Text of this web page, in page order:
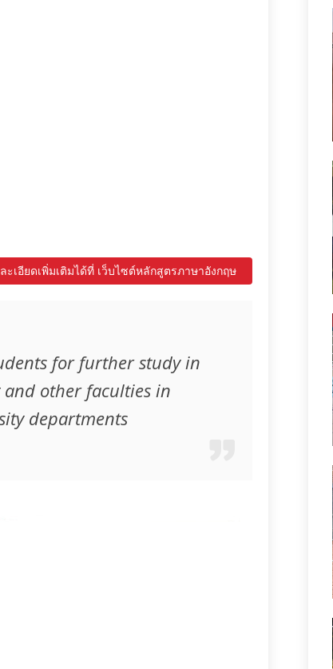
ะเอียดเพิ่มเติมได้ที่ เว็บไซต์หลักสูตรภาษาอังกฤษ
for further study in
and other faculties in
departments